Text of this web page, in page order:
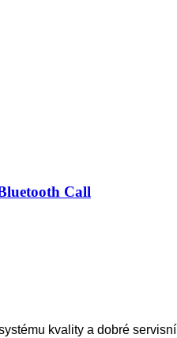
Call
kvality a dobré